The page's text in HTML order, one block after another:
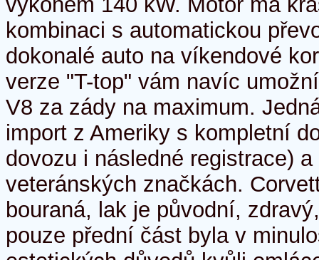
kombinaci s automatickou
dokonalé auto na víkendové
verze "T-top" vám navíc
V8 za zády na maximum.
import z Ameriky s kompletní
dovozu i následné registrace)
veteránských značkách.
bouraná, lak je původní,
pouze přední část byla v